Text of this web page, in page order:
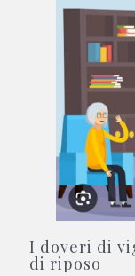
I doveri di
di riposo